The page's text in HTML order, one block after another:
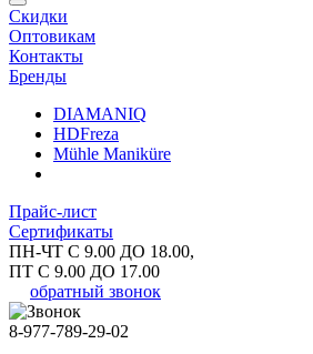
Скидки
Оптовикам
Контакты
Бренды
DIAMANIQ
HDFreza
Mühle Maniküre
Прайс-лист
Сертификаты
ПН-ЧТ С 9.00 ДО 18.00,
ПТ С 9.00 ДО 17.00
обратный звонок
8-977-789-29-02